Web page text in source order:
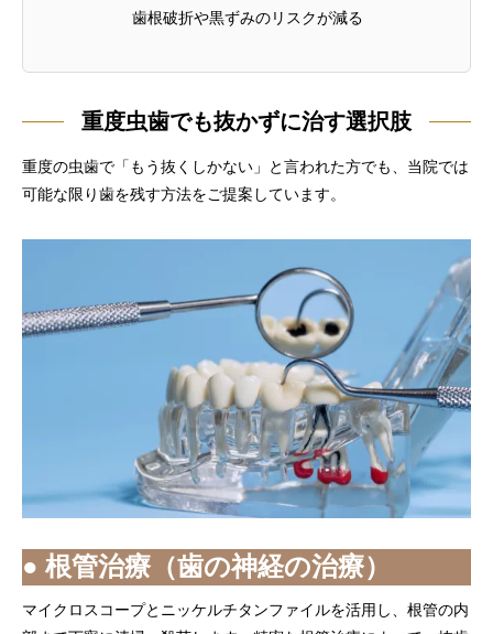
歯根破折や黒ずみのリスクが減る
重度虫歯でも抜かずに治す選択肢
重度の虫歯で「もう抜くしかない」と言われた方でも、当院では
可能な限り歯を残す方法をご提案しています。
● 根管治療（歯の神経の治療）
マイクロスコープとニッケルチタンファイルを活用し、根管の内